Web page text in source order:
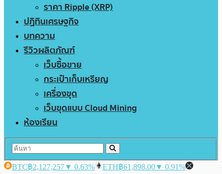
ราคา Ripple (XRP)
ปฏิทินเศรษฐกิจ
บทความ
รีวิวผลิตภัณฑ์
เว็บซื้อขาย
กระเป๋าเก็บเหรียญ
เครื่องขุด
เว็บขุดแบบ Cloud Mining
ห้องเรียน
BTC฿2,127,257▼ 0.63% ETH฿61,898.00▼ 0.91%